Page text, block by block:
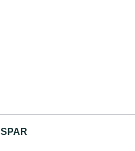
SPAR